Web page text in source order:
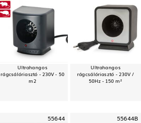
Ultrahangos
rágcsálóriasztó - 230V - 50
m2
Ultrahangos
rágcsálóriasztó - 230V /
50Hz - 150 m²
55644 55644B